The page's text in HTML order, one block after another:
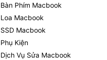
Bàn Phím Macbook
Loa Macbook
SSD Macbook
Phụ Kiện
Dịch Vụ Sửa Macbook